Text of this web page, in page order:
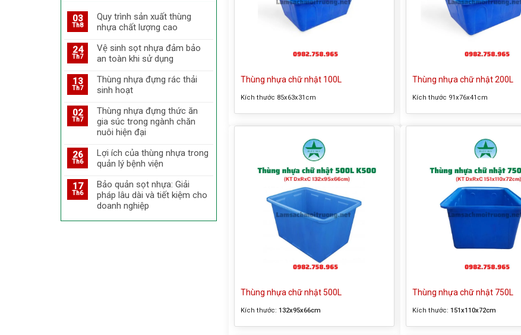
03
Th8
Quy trình sản xuất thùng
nhựa chất lượng cao
24
Th7
Vệ sinh sọt nhựa đảm bảo
an toàn khi sử dụng
13
Th7
Thùng nhựa đựng rác thải
sinh hoạt
02
Th7
Thùng nhựa đựng thức ăn
gia súc trong ngành chăn
nuôi hiện đại
26
Th6
Lợi ích của thùng nhựa trong
quản lý bệnh viện
17
Th6
Bảo quản sọt nhựa: Giải
pháp lâu dài và tiết kiệm cho
doanh nghiệp
Thùng nhựa chữ nhật 100L
Kích thước 85x63x31cm
Thùng nhựa chữ nhật 200L
Kích thước 91x76x41cm
Thùng nhựa chữ nhật 500L
Kích thước:132x95x66cm
Thùng nhựa chữ nhật 750L
Kích thước:151x110x72cm